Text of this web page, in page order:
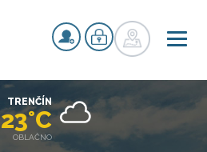
TRENČÍN
23°C
OBLAČNO